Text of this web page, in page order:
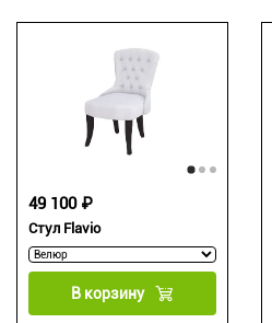
Стул Flavio
49 100 ₽
В корзину